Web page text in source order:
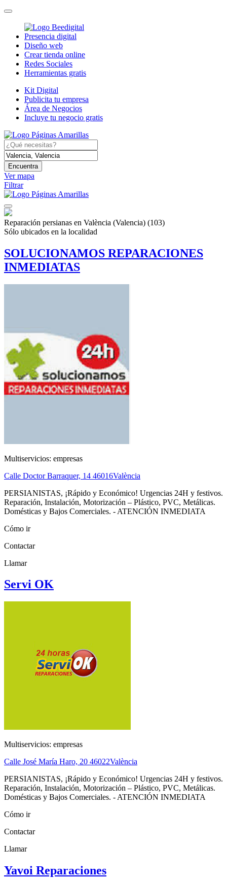
Presencia digital
Diseño web
Crear tienda online
Redes Sociales
Herramientas gratis
Kit Digital
Publicita tu empresa
Área de Negocios
Incluye tu negocio gratis
Encuentra
Ver mapa
Filtrar
Reparación persianas en València (Valencia) (103)
Sólo ubicados en la localidad
SOLUCIONAMOS REPARACIONES
INMEDIATAS
Multiservicios: empresas
Calle Doctor Barraquer, 14 46016València
PERSIANISTAS, ¡Rápido y Económico! Urgencias 24H y festivos.
Reparación, Instalación, Motorización – Plástico, PVC, Metálicas.
Domésticas y Bajos Comerciales. - ATENCIÓN INMEDIATA
Cómo ir
Contactar
Llamar
Servi OK
Multiservicios: empresas
Calle José María Haro, 20 46022València
PERSIANISTAS, ¡Rápido y Económico! Urgencias 24H y festivos.
Reparación, Instalación, Motorización – Plástico, PVC, Metálicas.
Domésticas y Bajos Comerciales. - ATENCIÓN INMEDIATA
Cómo ir
Contactar
Llamar
Yavoi Reparaciones